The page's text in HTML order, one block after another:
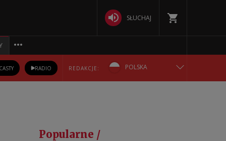
SŁUCHAJ
RADIO REDAKCJE: POLSKA
Popularne /